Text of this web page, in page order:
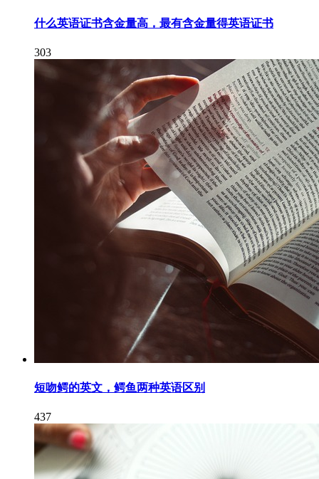
什么英语证书含金量高，最有含金量得英语证书
303
短吻鳄的英文，鳄鱼两种英语区别
437